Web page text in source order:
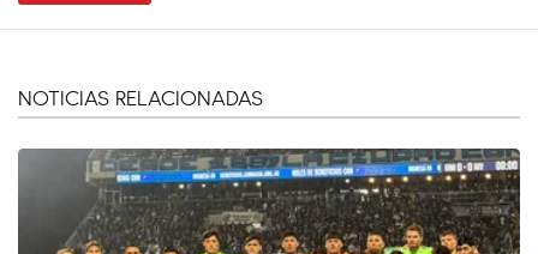
NOTICIAS RELACIONADAS